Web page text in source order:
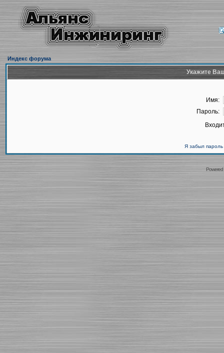
Индекс форума
Укажите
Имя:
Пароль:
Я забыл пароль